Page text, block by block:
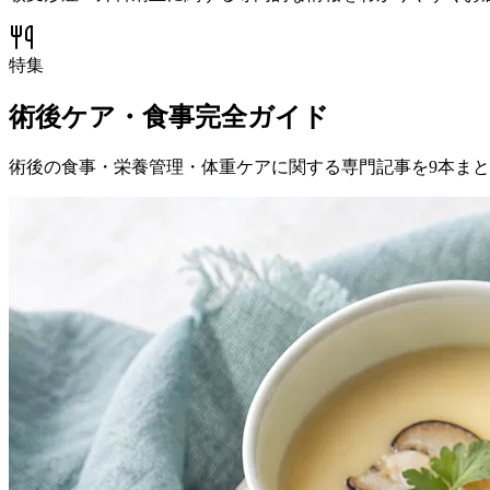
特集
術後ケア・食事完全ガイド
術後の食事・栄養管理・体重ケアに関する専門記事を9本ま